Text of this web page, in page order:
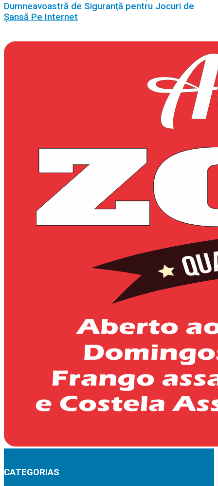
Dumneavoastră de Siguranță pentru Jocuri de
Șansă Pe Internet
CATEGORIAS